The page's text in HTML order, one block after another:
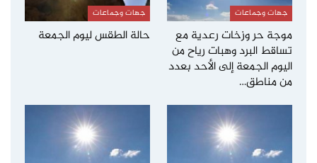
جهات وجماعات
موجة حر وزخات رعدية مع
تساقط البرد وهبات رياح من
اليوم الجمعة إلى الأحد بعدد
من مناطق…
جهات وجماعات
حالة الطقس ليوم الجمعة